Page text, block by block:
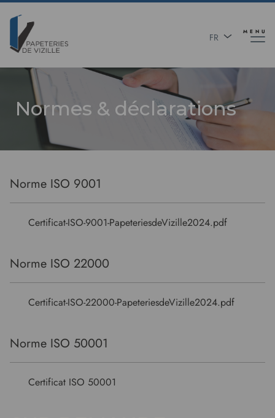
Aller
contenu
principal
FR
MENU
Normes & déclarations
Norme ISO 9001
Certificat-ISO-9001-PapeteriesdeVizille2024.pdf
Norme ISO 22000
Certificat-ISO-22000-PapeteriesdeVizille2024.pdf
Norme ISO 50001
Certificat ISO 50001
Panneau de gestion des cookies